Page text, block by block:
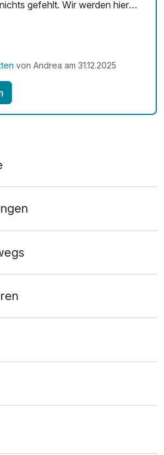
pro Person (25 Minuten)
Rückenmassage 60,00 €
gefehlt. Wir werden hier
sein.
von Andrea am 31.12.2025